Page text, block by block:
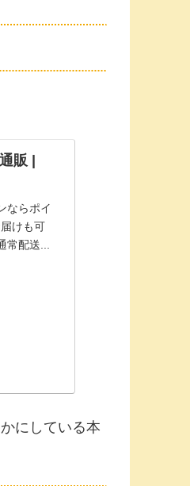
販 |
ならポイ
けも可
配送...
にしている本